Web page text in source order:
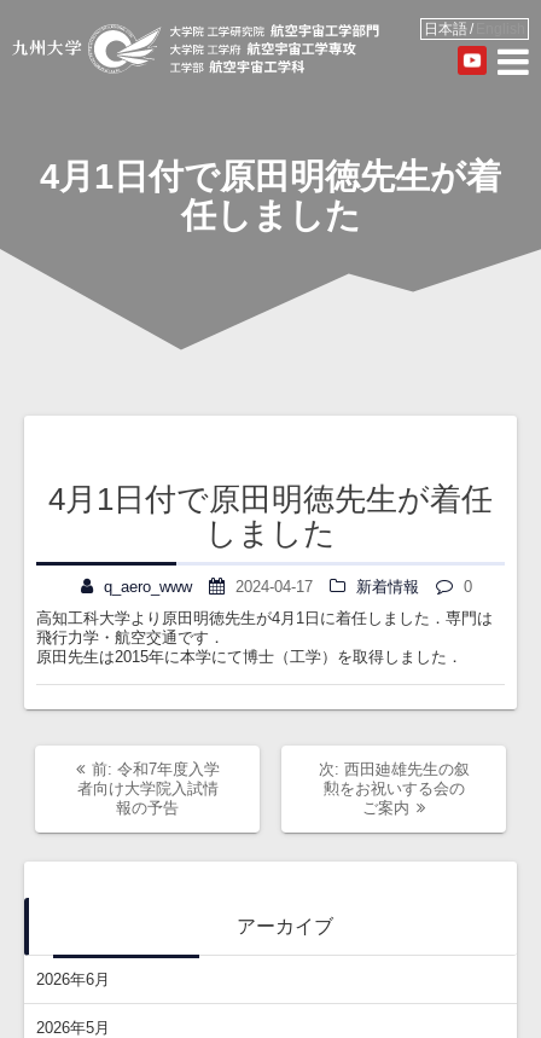
日本語
4月1日付で原田明徳先生が着
任しました
4月1日付で原田明徳先生が着任
しました
q_aero_www 2024-04-17 新着情報
0
高知工科大学より原田明徳先生が4月1日に着任しました．専門は
飛行力学・航空交通です．
原田先生は2015年に本学にて博士（工学）を取得しました．
稿
ビ
ゲ
ー
シ
ョ
ン
前: 過
去
の
令和7年度入学
者向け大学院入試情
報の予告
次: 次
の
西田廸雄先生の叙
勲をお祝いする会の
ご案内
アーカイブ
2026年6月
2026年5月